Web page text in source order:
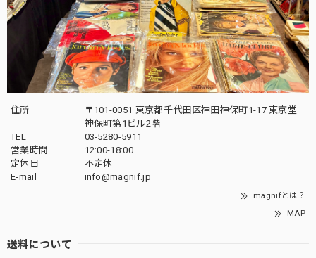
住所
〒101-0051 東京都千代田区神田神保町1-17 東京堂
神保町第1ビル2階
TEL
03-5280-5911
営業時間
12:00-18:00
定休日
不定休
E-mail
info@magnif.jp
magnifとは？
MAP
送料について